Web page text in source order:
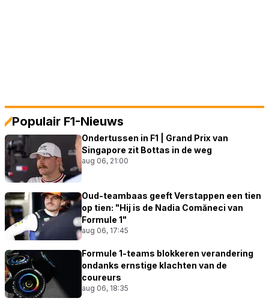
Populair F1-Nieuws
Ondertussen in F1 | Grand Prix van
Singapore zit Bottas in de weg
aug 06, 21:00
Oud-teambaas geeft Verstappen een tien
op tien: "Hij is de Nadia Comăneci van
Formule 1"
aug 06, 17:45
Formule 1-teams blokkeren verandering
ondanks ernstige klachten van de
coureurs
aug 06, 18:35